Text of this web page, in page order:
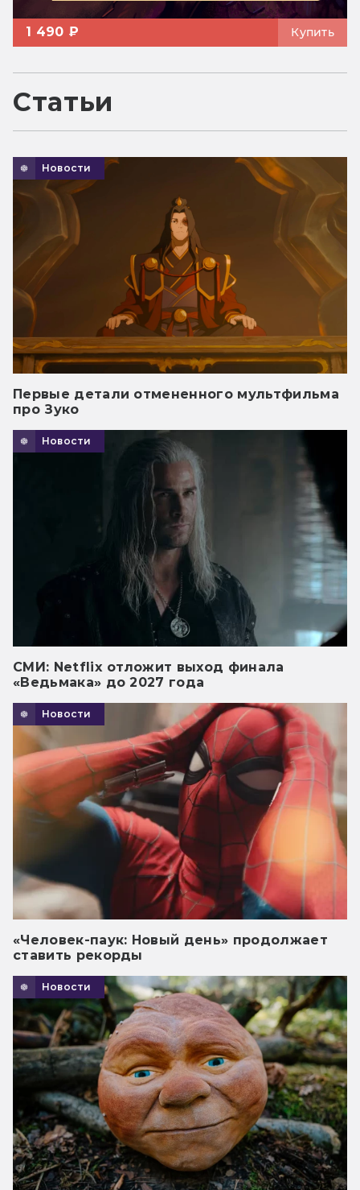
1 490 ₽ Купить
Статьи
Новости
Первые детали отмененного мультфильма
про Зуко
Новости
СМИ: Netflix отложит выход финала
«Ведьмака» до 2027 года
Новости
«Человек-паук: Новый день» продолжает
ставить рекорды
Новости